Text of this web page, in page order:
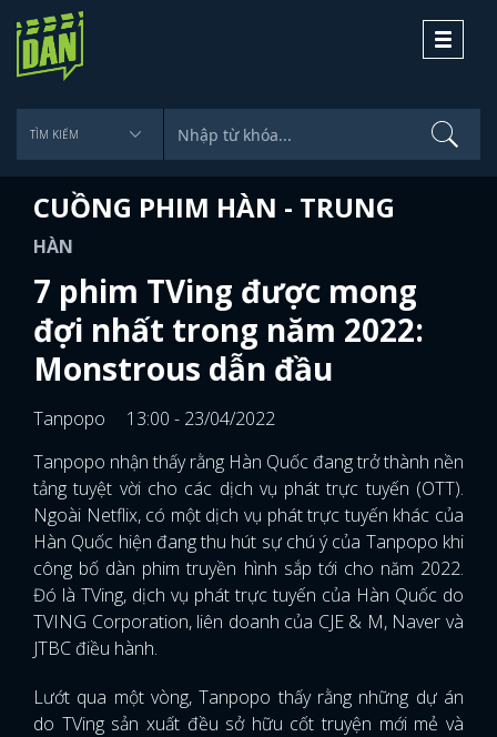
Toggle
CUỒNG PHIM HÀN - TRUNG
HÀN
7 phim TVing được mong
đợi nhất trong năm 2022:
Monstrous dẫn đầu
Tanpopo
13:00 - 23/04/2022
Tanpopo nhận thấy rằng Hàn Quốc đang trở thành nền
tảng tuyệt vời cho các dịch vụ phát trực tuyến (OTT).
Ngoài Netflix, có một dịch vụ phát trực tuyến khác của
Hàn Quốc hiện đang thu hút sự chú ý của Tanpopo khi
công bố dàn phim truyền hình sắp tới cho năm 2022.
Đó là TVing, dịch vụ phát trực tuyến của Hàn Quốc do
TVING Corporation, liên doanh của CJE & M, Naver và
JTBC điều hành.
Lướt qua một vòng, Tanpopo thấy rằng những dự án
do TVing sản xuất đều sở hữu cốt truyện mới mẻ và